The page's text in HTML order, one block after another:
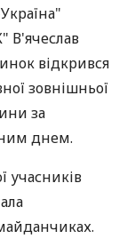
В'ячеслав
відкрився
зовнішньої
за
днем.
учасників